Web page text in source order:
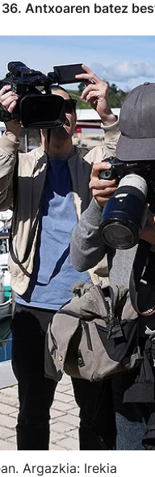
Antxoaren batez
Argazkia: Irekia